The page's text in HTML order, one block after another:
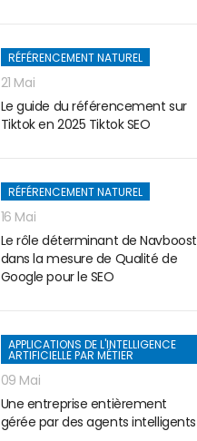
RÉFÉRENCEMENT NATUREL
21 Mai
Le guide du référencement sur
Tiktok en 2025 Tiktok SEO
RÉFÉRENCEMENT NATUREL
16 Mai
Le rôle déterminant de Navboost
dans la mesure de Qualité de
Google pour le SEO
APPLICATIONS DE L'INTELLIGENCE
ARTIFICIELLE PAR MÉTIER
09 Mai
Une entreprise entièrement
gérée par des agents intelligents